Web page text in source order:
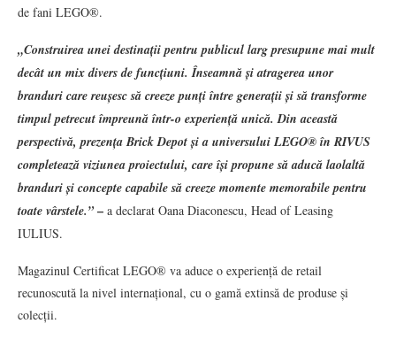
de fani LEGO®.
„Construirea unei destinații pentru publicul larg presupune mai mult
decât un mix divers de funcțiuni. Înseamnă și atragerea unor
branduri care reușesc să creeze punți între generații și să transforme
timpul petrecut împreună într-o experiență unică. Din această
perspectivă, prezența Brick Depot și a universului LEGO® în RIVUS
completează viziunea proiectului, care își propune să aducă laolaltă
branduri și concepte capabile să creeze momente memorabile pentru
toate vârstele.”– a declarat Oana Diaconescu, Head of Leasing
IULIUS.
Magazinul Certificat LEGO® va aduce o experiență de retail
recunoscută la nivel internațional, cu o gamă extinsă de produse și
colecții.